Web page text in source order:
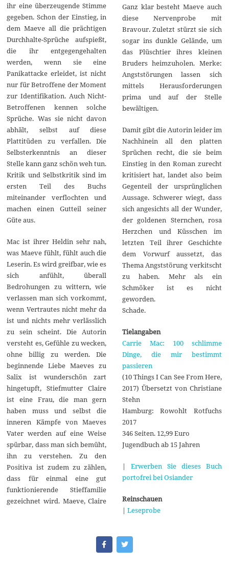
ihr eine überzeugende Stimme
gegeben. Schon der Einstieg, in
dem Maeve all die prächtigen
Durchhalte-Sprüche aufspießt,
die ihr entgegengehalten
werden, wenn sie eine
Panikattacke erleidet, ist nicht
nur für Betroffene der Moment
zur Identifikation. Auch Nicht-
Betroffenen kennen solche
Sprüche. Was sie nicht davon
abhält, selbst auf diese
Plattitüden zu verfallen. Die
Selbsterkenntnis an dieser
Stelle kann ganz schön weh tun.
Kritik und Selbstkritik sind im
ersten Teil des Buchs
miteinander verflochten und
machen einen Gutteil seiner
Güte aus.
Mac ist ihrer Heldin sehr nah,
was Maeve fühlt, fühlt auch die
Leserin. Es wird greifbar, wie es
sich anfühlt, überall
Bedrohungen zu wittern, wie
verlassen man sich vorkommt,
wenn Vertrautes nicht mehr da
ist und nichts mehr verlässlich
zu sein scheint. Die Autorin
versteht es, Gefühle zu wecken,
ohne billig zu werden. Die
beginnende Liebe Maeves zu
Salix ist wunderschön zart
hingetupft, Stiefmutter Claire
ist eine Frau, die man gern
haben muss und selbst die
inneren Kämpfe von Maeves
Vater werden auf eine Weise
spürbar, dass man sich bemüht,
ihn zu verstehen. Zu den
Positiva ist zudem zu zählen,
dass für einmal eine gut
funktionierende Stieffamilie
gezeichnet wird. Maeve, Claire
Ganz klar besteht Maeve auch
diese Nervenprobe mit
Bravour. Zuletzt stürzt sie sich
sogar ins dunkle Gelände, um
das Plüschtier ihres kleinen
Bruders heimzuholen. Merke:
Angststörungen lassen sich
mittels Herausforderungen
prima und auf der Stelle
bewältigen.
Damit gibt die Autorin leider im
Nachhinein all den platten
Sprüchen recht, die sie beim
Einstieg in den Roman zurecht
kritisiert hat, landet also beim
Gegenteil der ursprünglichen
Aussage. Schwerer wiegt, dass
sich angesichts all der Wunder,
der goldenen Sternchen, rosa
Herzchen und Küsschen im
letzten Teil ihrer Geschichte
dem Vorwurf aussetzt, das
Thema Angststörung verkitscht
zu haben. Mehr als ein
Schmöker ist es nicht
geworden.
Schade.
Tielangaben
Carrie Mac: 100 schlimme
Dinge, die mir bestimmt
passieren
(10 Things I Can See From Here,
2017) Übersetzt von Christiane
Stehn
Hamburg: Rowohlt Rotfuchs
2017
346 Seiten. 12,99 Euro
Jugendbuch ab 15 Jahren
| Erwerben Sie dieses Buch
portofrei bei Osiander
Reinschauen
| Leseprobe